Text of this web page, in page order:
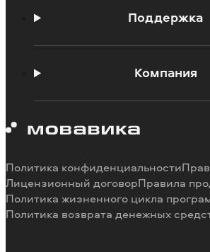
Программы для MacПоддержка
Инструкции
Системные требования
Способы оплаты
Возврат средств
Компания
Работа в Мовавике
Отзывы пользователей
Разработка видеоредактора
Политика конфиденциальности
Лицензионный договорПравила
Политика жизненного цикла
Политика возврата денежных